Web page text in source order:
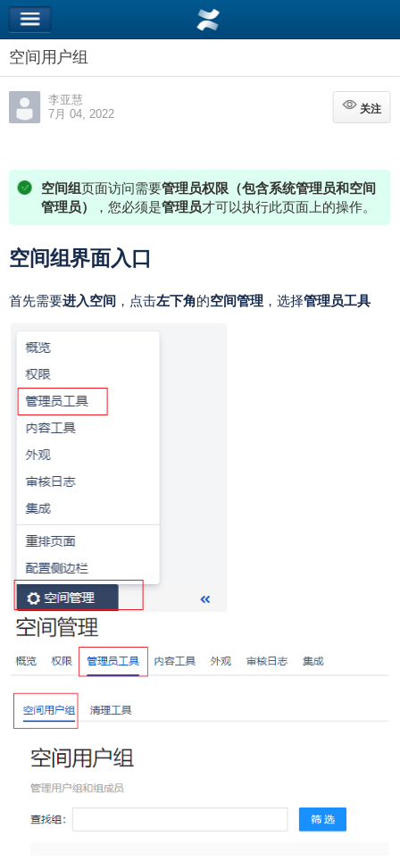
空间用户组
李亚慧
7月 04, 2022
关注
关注
空间组页面访问需要管理员权限（包含系统管理员和空间
管理员）
，您必须是管理员才可以执行此页面上的操作。
空间组界面入口
首先需要进入空间 ，点击左下角的空间管理，选择管理员工具